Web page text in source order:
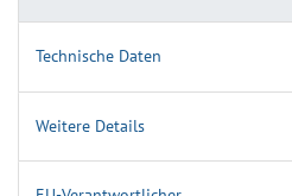
Technische Daten
Weitere Details